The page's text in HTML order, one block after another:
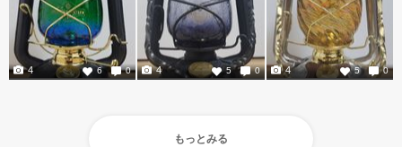
6 0
4 5 0
4 5 0
4
もっとみる